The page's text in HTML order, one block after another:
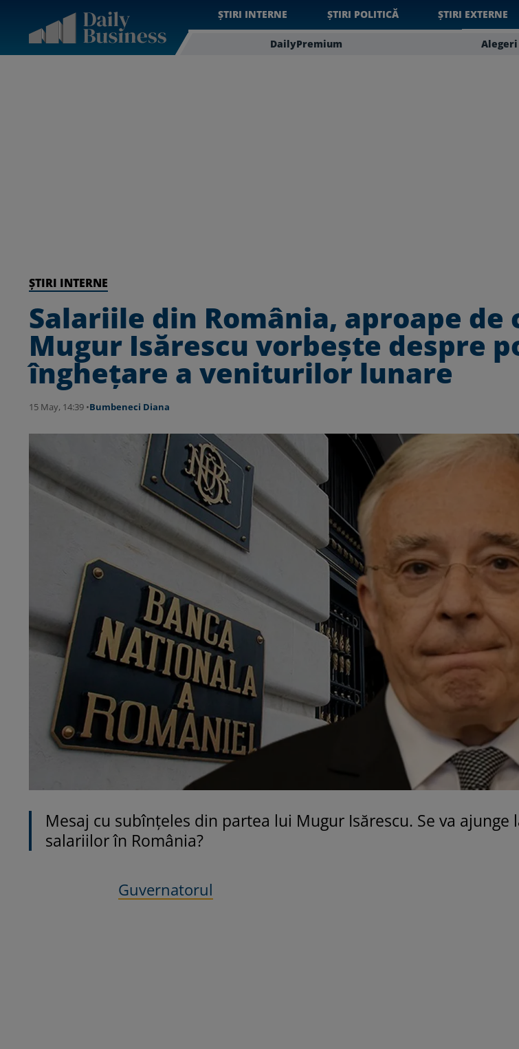
ȘTIRI INTERNE ȘTIRI POLITICĂ ȘTIRI EXTERNE
DailyPremium
ȘTIRI INTERNE
Salariile din România, aproape de
Mugur Isărescu vorbește despre
înghețare a veniturilor lunare
15 May, 14:39 •Bumbeneci Diana
Mesaj cu subînțeles din partea lui Mugur Isărescu. Se va ajunge
salariilor în România?
Guvernatorul